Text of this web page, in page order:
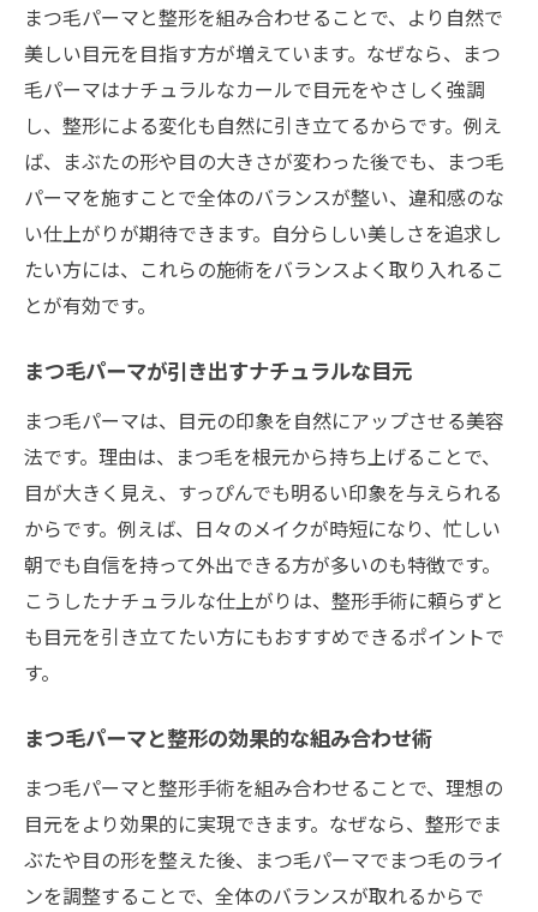
まつ毛パーマと整形を組み合わせることで、より自然で
美しい目元を目指す方が増えています。なぜなら、まつ
毛パーマはナチュラルなカールで目元をやさしく強調
し、整形による変化も自然に引き立てるからです。例え
ば、まぶたの形や目の大きさが変わった後でも、まつ毛
パーマを施すことで全体のバランスが整い、違和感のな
い仕上がりが期待できます。自分らしい美しさを追求し
たい方には、これらの施術をバランスよく取り入れるこ
とが有効です。
まつ毛パーマが引き出すナチュラルな目元
まつ毛パーマは、目元の印象を自然にアップさせる美容
法です。理由は、まつ毛を根元から持ち上げることで、
目が大きく見え、すっぴんでも明るい印象を与えられる
からです。例えば、日々のメイクが時短になり、忙しい
朝でも自信を持って外出できる方が多いのも特徴です。
こうしたナチュラルな仕上がりは、整形手術に頼らずと
も目元を引き立てたい方にもおすすめできるポイントで
す。
まつ毛パーマと整形の効果的な組み合わせ術
まつ毛パーマと整形手術を組み合わせることで、理想の
目元をより効果的に実現できます。なぜなら、整形でま
ぶたや目の形を整えた後、まつ毛パーマでまつ毛のライ
ンを調整することで、全体のバランスが取れるからで